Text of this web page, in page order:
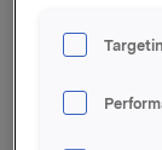
dans
Vous
groupe Orkla